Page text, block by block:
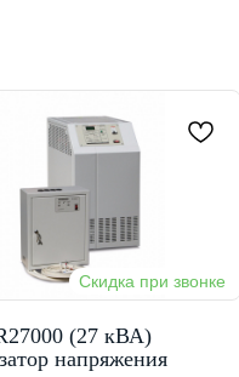
(27 кВА)
напряжения